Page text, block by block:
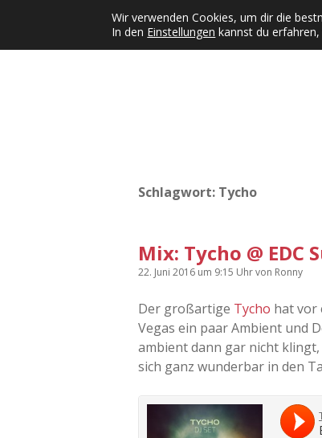
Kategorien Dropdown-Menü öffnen
KFMW-Disco Dates
Schlagwort: Tycho
Mix: Tycho @ EDC
22. Juni 2016 um 9:15 Uhrvon Ronny
Der großartige Tycho hat vor
Vegas ein paar Ambient und
ambient dann gar nicht
sich ganz wunderbar in den
Wir verwenden Cookies, um dir die
In den Einstellungen kannst du